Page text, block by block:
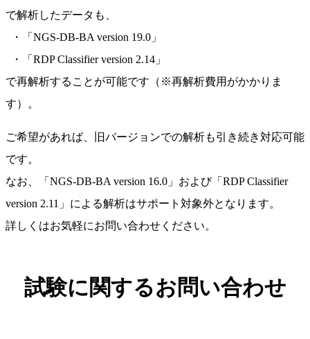
で解析したデータも、
・「NGS-DB-BA version 19.0」
・「RDP Classifier version 2.14」
で再解析することが可能です（※再解析費用がかかりま
す）。
ご希望があれば、旧バージョンでの解析も引き続き対応可能
です。
なお、「NGS-DB-BA version 16.0」および「RDP Classifier
version 2.11」による解析はサポート対象外となります。
詳しくはお気軽にお問い合わせください。
試験に関するお問い合わせ